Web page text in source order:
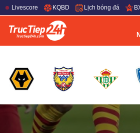
Livescore KQBD Lịch bóng đá